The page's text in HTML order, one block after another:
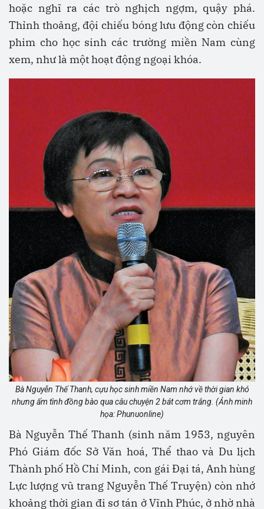
hoặc nghĩ ra các trò nghịch ngợm, quậy phá.
Thỉnh thoảng, đội chiếu bóng lưu động còn chiếu
phim cho học sinh các trường miền Nam cùng
xem, như là một hoạt động ngoại khóa.
Bà Nguyễn Thế Thanh, cựu học sinh miền Nam nhớ về thời gian khó
nhưng ấm tình đồng bào qua câu chuyện 2 bát cơm trắng. (Ảnh minh
họa: Phunuonline)
Bà Nguyễn Thế Thanh (sinh năm 1953, nguyên
Phó Giám đốc Sở Văn hoá, Thể thao và Du lịch
Thành phố Hồ Chí Minh, con gái Đại tá, Anh hùng
Lực lượng vũ trang Nguyễn Thế Truyện) còn nhớ
khoảng thời gian đi sơ tán ở Vĩnh Phúc, ở nhờ nhà